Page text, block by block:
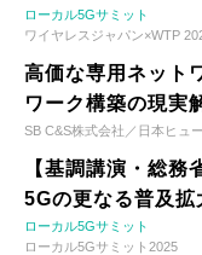
ローカル5Gサミット
ワイヤレスジャパン×WTP
高価な専用ネット
ワーク構築の現実
SB C&S株式会社／日本ヒュ
【基調講演・総
5Gの更なる普及拡
ローカル5Gサミット
ローカル5Gサミット2025